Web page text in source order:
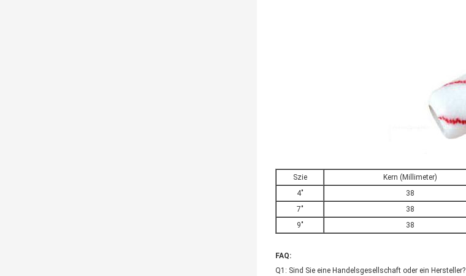
Szie Kern (Millimeter)
4"
38
7"
38
9"
38
FAQ:
Q1: Sind Sie eine Handelsgesellschaft oder ein Hersteller?